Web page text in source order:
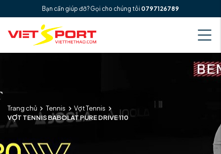
Bạn cần giúp đỡ? Gọi cho chúng tôi 0797126789
Trang chủ Tennis
Vợt Tennis
VỢT TENNIS BABOLAT PURE DRIVE 110